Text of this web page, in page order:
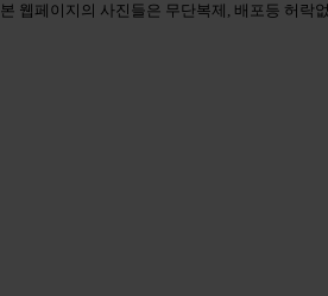
본 웹페이지의 사진들은 무단복제, 배포등 허락